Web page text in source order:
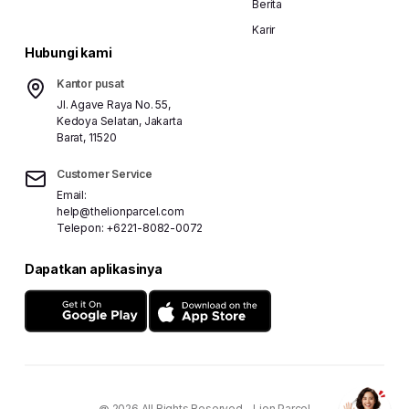
Karir
Masuk
Berita
Karir
Hubungi kami
Kantor pusat
Jl. Agave Raya No. 55,
Kedoya Selatan, Jakarta
Barat, 11520
Customer Service
Email:
help@thelionparcel.com
Telepon: +6221-8082-0072
Dapatkan aplikasinya